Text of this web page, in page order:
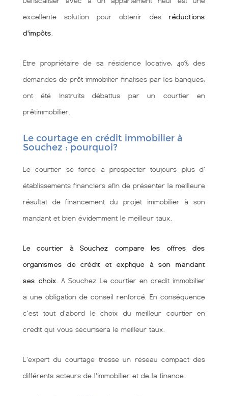
excellente solution pour obtenir des réductions
d'impôts
Etre propriétaire de sa résidence locative, 40% des
demandes de prêt immobilier finalisés par les banques,
ont été instruits débattus par un courtier en
prêtimmobilier.
Le courtage en crédit immobilier à
Souchez : pourquoi?
Le courtier se force à prospecter toujours plus d'
établissements financiers afin de présenter la meilleure
résultat de financement du projet immobilier à son
mandant et bien évidemment le meilleur taux.
Le courtier à Souchez compare les offres des
organismes de crédit et explique à son mandant
ses choix . A Souchez Le courtier en credit immobilier
a une obligation de conseil renforcé. En conséquence
c'est tout d'abord le choix du meilleur courtier en
credit qui vous sécurisera le meilleur taux.
L'expert du courtage tresse un réseau compact des
différents acteurs de l'immobilier et de la finance.